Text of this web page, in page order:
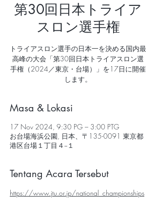
第30回日本トライア
スロン選手権
トライアスロン選手の日本一を決める国内最
高峰の大会「第30回日本トライアスロン選
手権（2024／東京・台場）」を17日に開催
します。
Masa & Lokasi
17 Nov 2024, 9:30 PG – 3:00 PTG
お台場海浜公園, 日本、〒135-0091 東京都
港区台場１丁目４−１
Tentang Acara Tersebut
https://www.jtu.or.jp/national_championships